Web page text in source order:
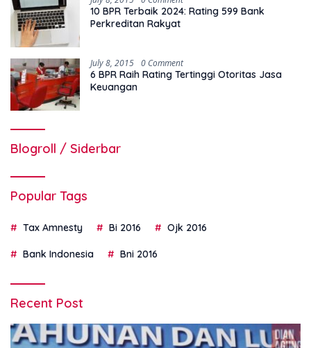
10 BPR Terbaik 2024: Rating 599 Bank
Perkreditan Rakyat
July 8, 2015 0 Comment
6 BPR Raih Rating Tertinggi Otoritas Jasa
Keuangan
Blogroll / Siderbar
Popular Tags
Tax Amnesty Bi 2016 Ojk 2016
Bank Indonesia Bni 2016
Recent Post